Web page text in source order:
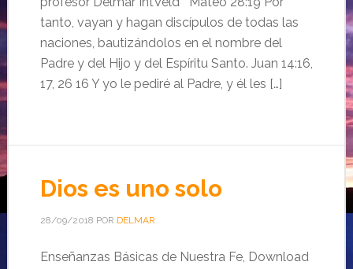
tanto, vayan y hagan discípulos de todas las
naciones, bautizándolos en el nombre del
Padre y del Hijo y del Espíritu Santo. Juan 14:16,
17, 26 16 Y yo le pediré al Padre, y él les […]
Dios es uno solo
28/09/2018 POR DELMAR
Enseñanzas Básicas de Nuestra Fe, Download